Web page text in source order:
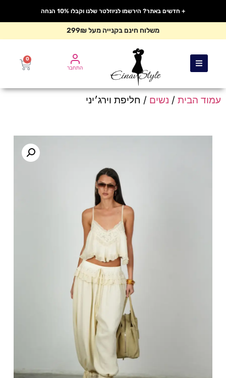
+ חדשים באתר? הירשמו לניוזלטר שלנו וקבלו 10% הנחה
משלוח חינם בקנייה מעל 299₪
0
התחבר
עמוד הבית / נשים / חליפת וירג׳יני